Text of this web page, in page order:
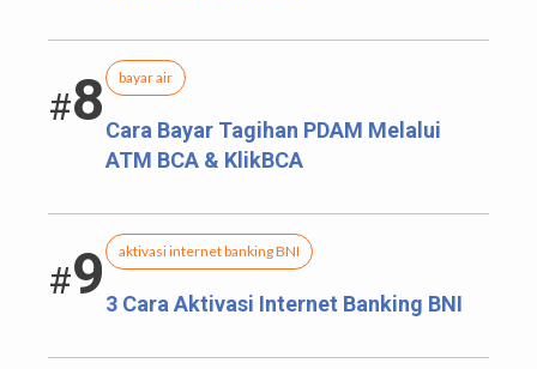
#8 bayar air
Cara Bayar Tagihan PDAM Melalui
ATM BCA & KlikBCA
#9 aktivasi internet banking BNI
3 Cara Aktivasi Internet Banking BNI